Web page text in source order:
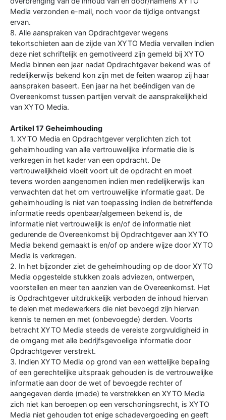
Media verzonden e-mail, noch voor de tijdige ontvangst
ervan.
8. Alle aanspraken van Opdrachtgever wegens
tekortschieten aan de zijde van XYTO Media vervallen indien
deze niet schriftelijk en gemotiveerd zijn gemeld bij XYTO
Media binnen een jaar nadat Opdrachtgever bekend was of
redelijkerwijs bekend kon zijn met de feiten waarop zij haar
aanspraken baseert. Een jaar na het beëindigen van de
Overeenkomst tussen partijen vervalt de aansprakelijkheid
van XYTO Media.
Artikel 17 Geheimhouding
1. XYTO Media en Opdrachtgever verplichten zich tot
geheimhouding van alle vertrouwelijke informatie die is
verkregen in het kader van een opdracht. De
vertrouwelijkheid vloeit voort uit de opdracht en moet
tevens worden aangenomen indien men redelijkerwijs kan
verwachten dat het om vertrouwelijke informatie gaat. De
geheimhouding is niet van toepassing indien de betreffende
informatie reeds openbaar/algemeen bekend is, de
informatie niet vertrouwelijk is en/of de informatie niet
gedurende de Overeenkomst bij Opdrachtgever aan XYTO
Media bekend gemaakt is en/of op andere wijze door XYTO
Media is verkregen.
2. In het bijzonder ziet de geheimhouding op de door XYTO
Media opgestelde stukken zoals adviezen, ontwerpen,
voorstellen en meer ten aanzien van de Overeenkomst. Het
is Opdrachtgever uitdrukkelijk verboden de inhoud hiervan
te delen met medewerkers die niet bevoegd zijn hiervan
kennis te nemen en met (onbevoegde) derden. Voorts
betracht XYTO Media steeds de vereiste zorgvuldigheid in
de omgang met alle bedrijfsgevoelige informatie door
Opdrachtgever verstrekt.
3. Indien XYTO Media op grond van een wettelijke bepaling
of een gerechtelijke uitspraak gehouden is de vertrouwelijke
informatie aan door de wet of bevoegde rechter of
aangegeven derde (mede) te verstrekken en XYTO Media
zich niet kan beroepen op een verschoningsrecht, is XYTO
Media niet gehouden tot enige schadevergoeding en geeft